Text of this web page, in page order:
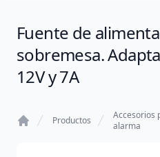
Fuente de
sobremesa.
12V y 7A
Productos
Accesorios
alarma